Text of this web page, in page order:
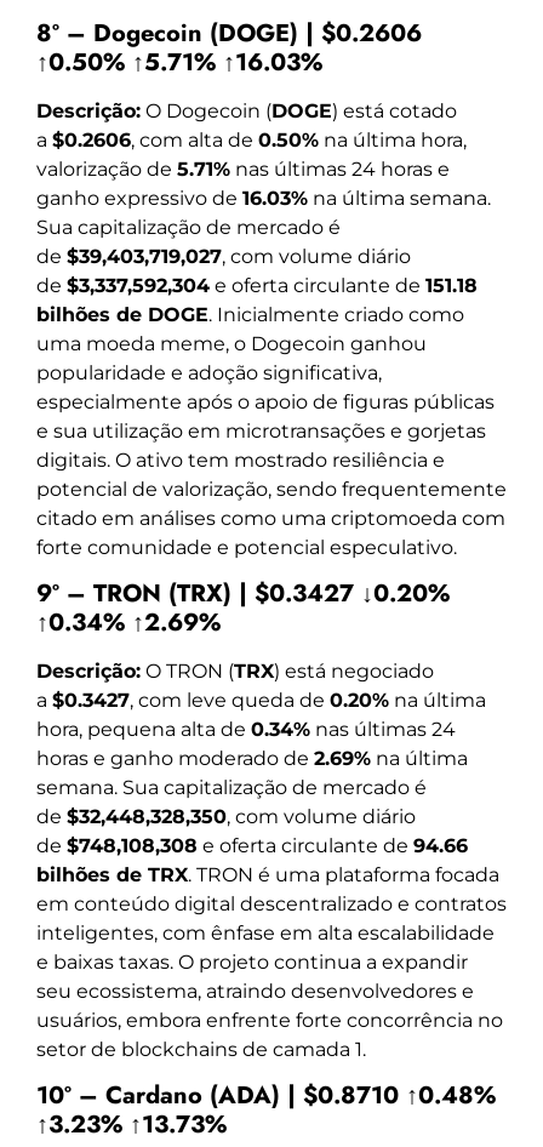
8º – Dogecoin (DOGE) | $0.2606
↑0.50% ↑5.71% ↑16.03%
Descrição: O Dogecoin (DOGE) está cotado
a $0.2606, com alta de 0.50% na última hora,
valorização de 5.71% nas últimas 24 horas e
ganho expressivo de 16.03% na última semana.
Sua capitalização de mercado é
de $39,403,719,027, com volume diário
de $3,337,592,304 e oferta circulante de 151.18
bilhões de DOGE. Inicialmente criado como
uma moeda meme, o Dogecoin ganhou
popularidade e adoção significativa,
especialmente após o apoio de figuras públicas
e sua utilização em microtransações e gorjetas
digitais. O ativo tem mostrado resiliência e
potencial de valorização, sendo frequentemente
citado em análises como uma criptomoeda com
forte comunidade e potencial especulativo.
9º – TRON (TRX) | $0.3427 ↓0.20%
↑0.34% ↑2.69%
Descrição: O TRON (TRX) está negociado
a $0.3427, com leve queda de 0.20% na última
hora, pequena alta de 0.34% nas últimas 24
horas e ganho moderado de 2.69% na última
semana. Sua capitalização de mercado é
de $32,448,328,350, com volume diário
de $748,108,308 e oferta circulante de 94.66
bilhões de TRX. TRON é uma plataforma focada
em conteúdo digital descentralizado e contratos
inteligentes, com ênfase em alta escalabilidade
e baixas taxas. O projeto continua a expandir
seu ecossistema, atraindo desenvolvedores e
usuários, embora enfrente forte concorrência no
setor de blockchains de camada 1.
10º – Cardano (ADA) | $0.8710 ↑0.48%
↑3.23% ↑13.73%